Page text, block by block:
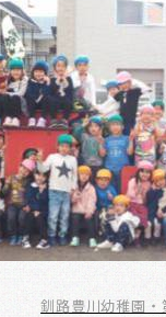
釧路豊川幼稚園